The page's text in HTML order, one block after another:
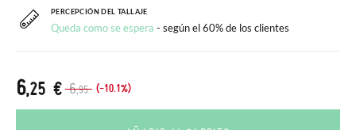
PERCEPCIÓN DEL TALLAJE
Queda como se espera - según el 60% de los clientes
6,95 (-10.1%)
6,25 €